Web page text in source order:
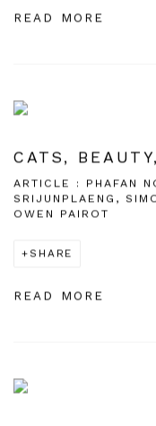
READ MORE
CATS,
ARTICLE : PHAFAN
SRIJUNPLAENG,
OWEN PAIROT
SHARE
READ MORE